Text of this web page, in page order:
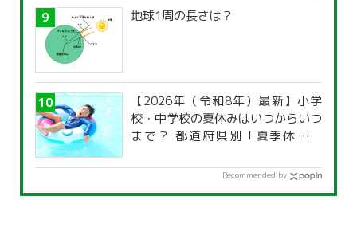
地球1周の長さは？
【2026年（令和8年）最新】小学
校・中学校の夏休みはいつからいつ
まで？ 都道府県別「夏季休暇一
Recommended by